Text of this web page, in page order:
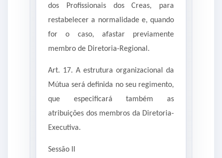
dos Profissionais dos Creas, para
restabelecer a normalidade e, quando
for o caso, afastar previamente
membro de Diretoria-Regional.
Art. 17. A estrutura organizacional da
Mútua será definida no seu regimento,
que especificará também as
atribuições dos membros da Diretoria-
Executiva.
Sessão II